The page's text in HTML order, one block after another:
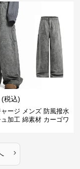
(税込)
ャージ メンズ 防風撥水
加工 綿素材 カーゴワ
›